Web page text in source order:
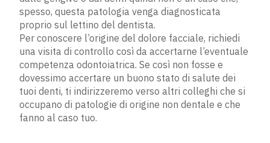
spesso, questa patologia venga diagnosticata
proprio sul lettino del dentista.
Per conoscere l’origine del dolore facciale, richiedi
una visita di controllo così da accertarne l’eventuale
competenza odontoiatrica. Se così non fosse e
dovessimo accertare un buono stato di salute dei
tuoi denti, ti indirizzeremo verso altri colleghi che si
occupano di patologie di origine non dentale e che
fanno al caso tuo.